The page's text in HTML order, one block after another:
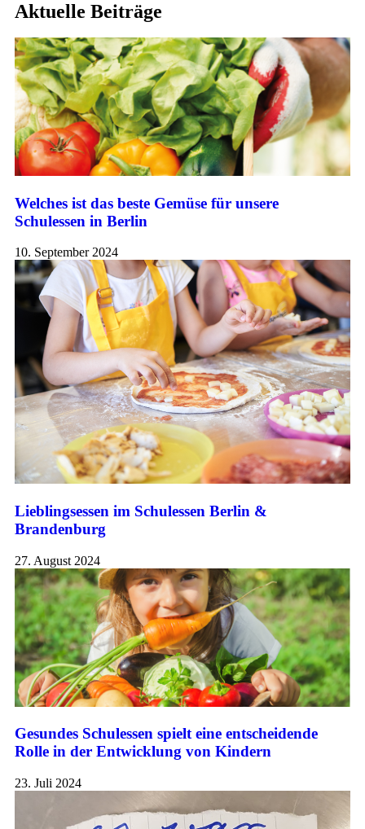
Aktuelle Beiträge
Welches ist das beste Gemüse für unsere
Schulessen in Berlin
10. September 2024
Lieblingsessen im Schulessen Berlin &
Brandenburg
27. August 2024
Gesundes Schulessen spielt eine entscheidende
Rolle in der Entwicklung von Kindern
23. Juli 2024